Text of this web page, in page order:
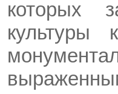
которых
культуры